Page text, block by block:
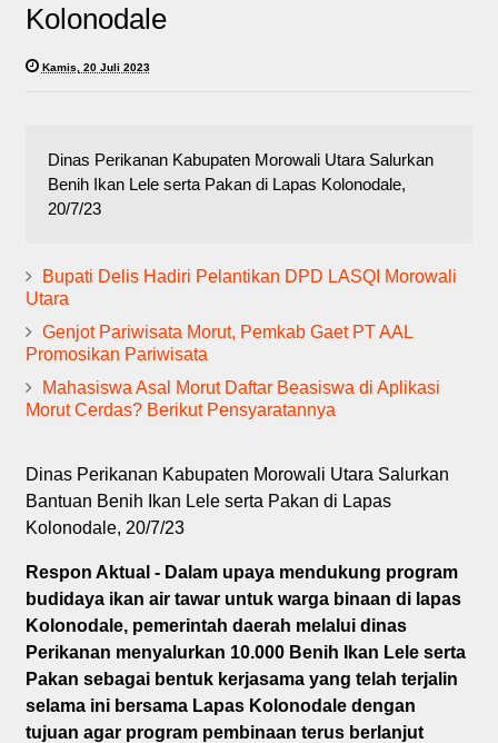
Kolonodale
Kamis, 20 Juli 2023
Dinas Perikanan Kabupaten Morowali Utara Salurkan
Benih Ikan Lele serta Pakan di Lapas Kolonodale,
20/7/23
Bupati Delis Hadiri Pelantikan DPD LASQI Morowali
Utara
Genjot Pariwisata Morut, Pemkab Gaet PT AAL
Promosikan Pariwisata
Mahasiswa Asal Morut Daftar Beasiswa di Aplikasi
Morut Cerdas? Berikut Pensyaratannya
Dinas Perikanan Kabupaten Morowali Utara Salurkan
Bantuan Benih Ikan Lele serta Pakan di Lapas
Kolonodale, 20/7/23
Respon Aktual - Dalam upaya mendukung program
budidaya ikan air tawar untuk warga binaan di lapas
Kolonodale, pemerintah daerah melalui dinas
Perikanan menyalurkan 10.000 Benih Ikan Lele serta
Pakan sebagai bentuk kerjasama yang telah terjalin
selama ini bersama Lapas Kolonodale dengan
tujuan agar program pembinaan terus berlanjut